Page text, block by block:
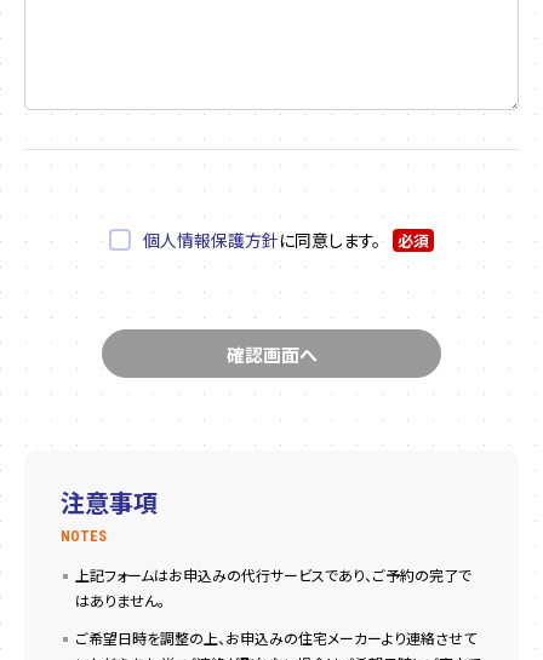
個人情報保護方針に同意します。 必須
注意事項
NOTES
上記フォームはお申込みの代行サービスであり、ご予約の完了で
はありません。
ご希望日時を調整の上、お申込みの住宅メーカーより連絡させて